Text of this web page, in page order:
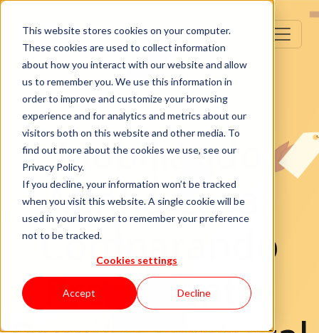
This website stores cookies on your computer.
These cookies are used to collect information
about how you interact with our website and allow
us to remember you. We use this information in
order to improve and customize your browsing
experience and for analytics and metrics about our
visitors both on this website and other media. To
find out more about the cookies we use, see our
Privacy Policy.
If you decline, your information won’t be tracked
when you visit this website. A single cookie will be
used in your browser to remember your preference
not to be tracked.
Cookies settings
Accept Decline
Mobiliando
Minha Casa:
Comparando
Preços entre